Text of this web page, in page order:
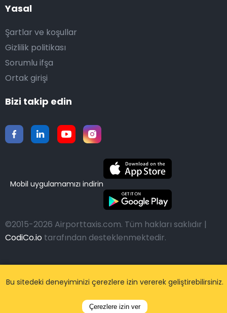
Yasal
Şartlar ve koşullar
Gizlilik politikası
Sorumlu ifşa
Ortak girişi
Bizi takip edin
Mobil uygulamamızı indirin
©2015-2026 Airporttaxis.com. Tüm hakları saklıdır |
CodiCo.io tarafından desteklenmektedir.
Bu sitedeki deneyiminizi çerezlere izin vererek geliştirebilirsiniz.
Çerezlere izin ver